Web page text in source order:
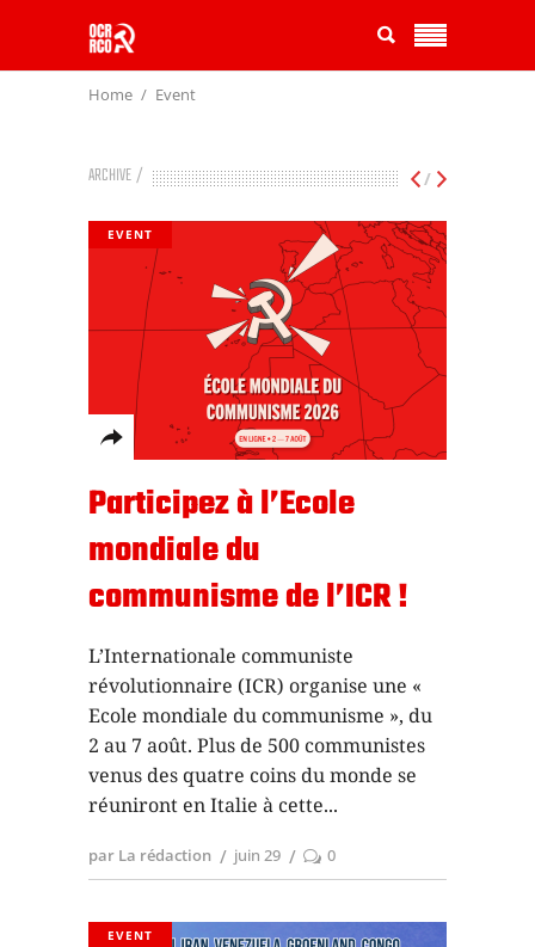
Home Event
ARCHIVE
EVENT
Participez à l’Ecole
mondiale du
communisme de l’ICR !
L’Internationale communiste
révolutionnaire (ICR) organise une «
Ecole mondiale du communisme », du
2 au 7 août. Plus de 500 communistes
venus des quatre coins du monde se
réuniront en Italie à cette
par La rédaction juin 29 0
EVENT
/